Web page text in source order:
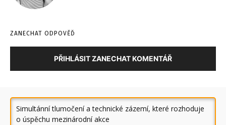
ZANECHAT ODPOVĚĎ
PŘIHLÁSIT ZANECHAT KOMENTÁŘ
Simultánní tlumočení a technické zázemí, které rozhoduje
o úspěchu mezinárodní akce